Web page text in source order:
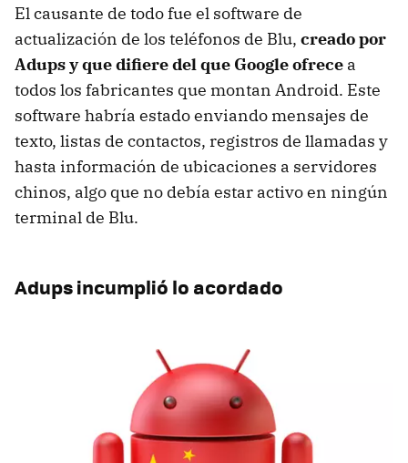
El causante de todo fue el software de
actualización de los teléfonos de Blu, creado por
Adups y que difiere del que Google ofrece a
todos los fabricantes que montan Android. Este
software habría estado enviando mensajes de
texto, listas de contactos, registros de llamadas y
hasta información de ubicaciones a servidores
chinos, algo que no debía estar activo en ningún
terminal de Blu.
Adups incumplió lo acordado